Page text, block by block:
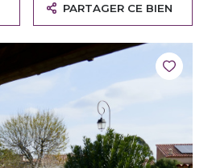
PARTAGER CE BIEN